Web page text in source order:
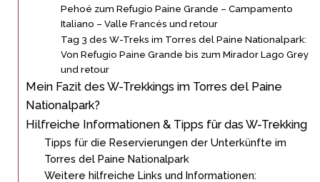
Pehoé zum Refugio Paine Grande – Campamento
Italiano – Valle Francés und retour
Tag 3 des W-Treks im Torres del Paine Nationalpark:
Von Refugio Paine Grande bis zum Mirador Lago Grey
und retour
Mein Fazit des W-Trekkings im Torres del Paine
Nationalpark?
Hilfreiche Informationen & Tipps für das W-Trekking
Tipps für die Reservierungen der Unterkünfte im
Torres del Paine Nationalpark
Weitere hilfreiche Links und Informationen: